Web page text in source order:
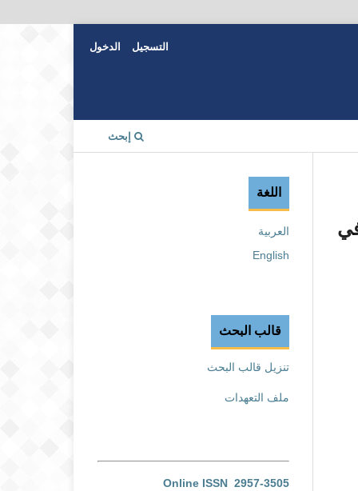
إبحث
التسجيل الدخول
في
اللغة
العربية
English
قالب البحث
تنزيل قالب البحث
ملف التعهدات
Online ISSN 2957-3505